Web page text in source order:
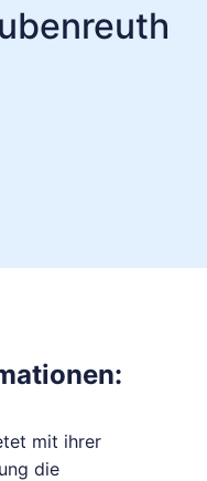
mit ihrer
die